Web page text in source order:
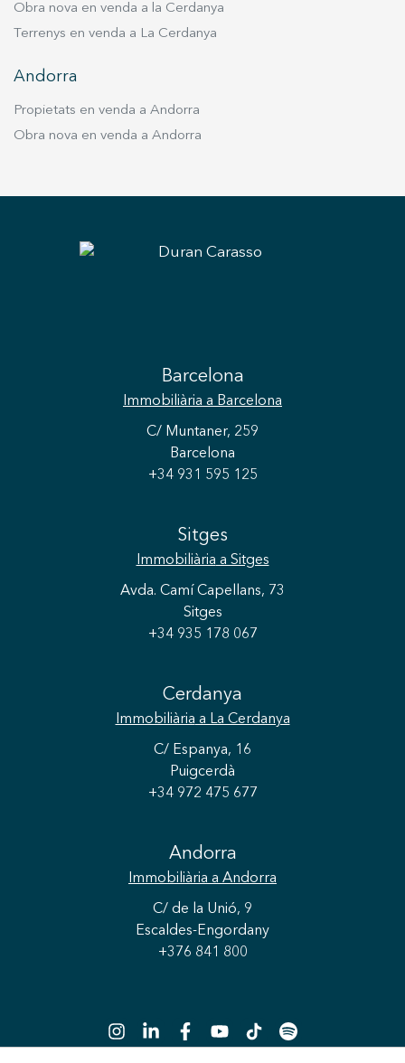
Obra nova en venda a la Cerdanya
Terrenys en venda a La Cerdanya
Andorra
Propietats en venda a Andorra
Obra nova en venda a Andorra
Barcelona
Immobiliària a Barcelona
C/ Muntaner, 259
Barcelona
+34 931 595 125
Sitges
Immobiliària a Sitges
Avda. Camí Capellans, 73
Sitges
+34 935 178 067
Cerdanya
Immobiliària a La Cerdanya
C/ Espanya, 16
Puigcerdà
+34 972 475 677
Andorra
Immobiliària a Andorra
C/ de la Unió, 9
Escaldes-Engordany
+376 841 800
Guardar configuració Acceptar totes